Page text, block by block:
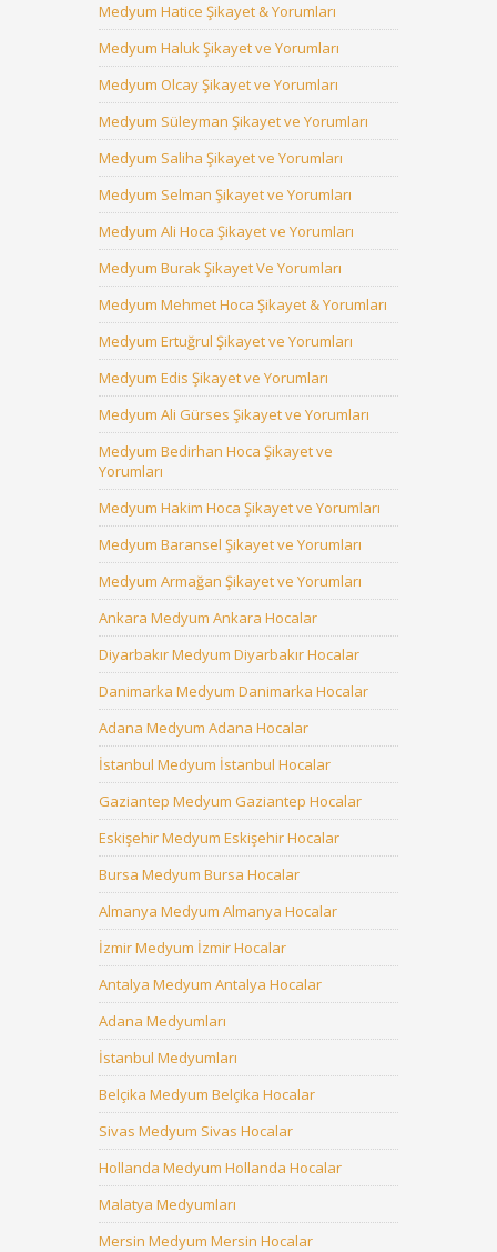
Medyum Hatice Şikayet & Yorumları
Medyum Haluk Şikayet ve Yorumları
Medyum Olcay Şikayet ve Yorumları
Medyum Süleyman Şikayet ve Yorumları
Medyum Saliha Şikayet ve Yorumları
Medyum Selman Şikayet ve Yorumları
Medyum Ali Hoca Şikayet ve Yorumları
Medyum Burak Şikayet Ve Yorumları
Medyum Mehmet Hoca Şikayet & Yorumları
Medyum Ertuğrul Şikayet ve Yorumları
Medyum Edis Şikayet ve Yorumları
Medyum Ali Gürses Şikayet ve Yorumları
Medyum Bedirhan Hoca Şikayet ve
Yorumları
Medyum Hakim Hoca Şikayet ve Yorumları
Medyum Baransel Şikayet ve Yorumları
Medyum Armağan Şikayet ve Yorumları
Ankara Medyum Ankara Hocalar
Diyarbakır Medyum Diyarbakır Hocalar
Danimarka Medyum Danimarka Hocalar
Adana Medyum Adana Hocalar
İstanbul Medyum İstanbul Hocalar
Gaziantep Medyum Gaziantep Hocalar
Eskişehir Medyum Eskişehir Hocalar
Bursa Medyum Bursa Hocalar
Almanya Medyum Almanya Hocalar
İzmir Medyum İzmir Hocalar
Antalya Medyum Antalya Hocalar
Adana Medyumları
İstanbul Medyumları
Belçika Medyum Belçika Hocalar
Sivas Medyum Sivas Hocalar
Hollanda Medyum Hollanda Hocalar
Malatya Medyumları
Mersin Medyum Mersin Hocalar